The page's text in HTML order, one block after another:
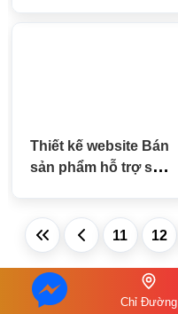
Thiết kế website Bán
sản phẩm hỗ trợ sức
11 12
Chỉ Đường